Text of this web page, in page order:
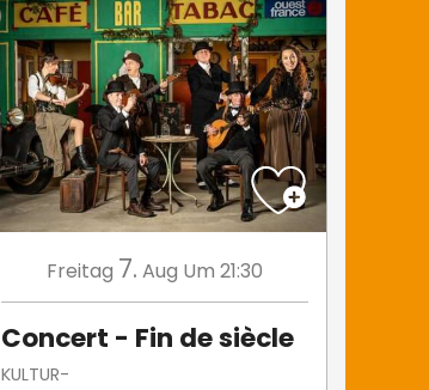
Freitag 7. Aug Um 21:30
Concert - Fin de siècle
KULTUR-